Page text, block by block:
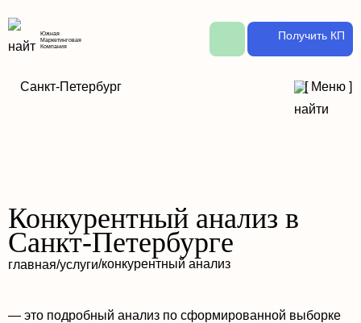
Южная
Маркетинговая
Компания
Получить КП
Санкт-Петербург [ Меню ]
Конкурентный анализ в
Санкт-Петербурге
главная/услуги/конкурентный анализ
— это подробный анализ по сформированной выборке